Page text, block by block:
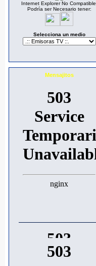
Internet Explorer No Compatible.
Podría ser Necesario tener:
Selecciona un medio
Mensajitos